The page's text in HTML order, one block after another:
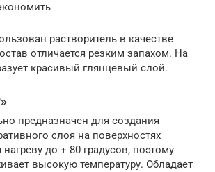
растворитель в качестве
отличается резким запахом. На
красивый глянцевый слой.
предназначен для создания
слоя на поверхностях
до + 80 градусов, поэтому
высокую температуру. Обладает